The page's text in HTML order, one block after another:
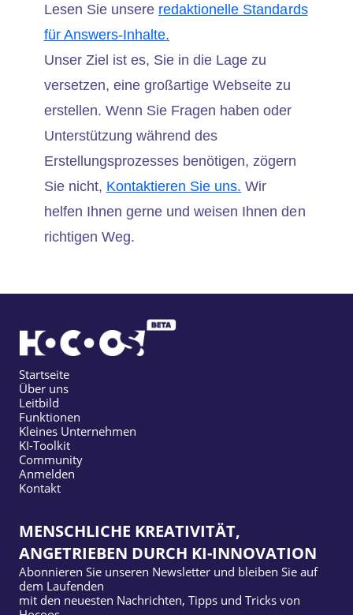
Lesen Sie unsere redaktionelle Standards
für Answers-Inhalte.
Unser Ziel ist es, Sie in die Lage zu
versetzen, eine großartige Webseite zu
erstellen. Wenn Sie Fragen haben oder
Unterstützung während des
Erstellungsprozesses benötigen, zögern
Sie nicht, Kontaktieren Sie uns. Wir
helfen Ihnen gerne und weisen Ihnen den
richtigen Weg.
Startseite
Über uns
Leitbild
Funktionen
Kleines Unternehmen
KI-Toolkit
Community
Anmelden
Kontakt
MENSCHLICHE KREATIVITÄT,
ANGETRIEBEN DURCH KI-INNOVATION
Abonnieren Sie unseren Newsletter und bleiben Sie auf
dem Laufenden
mit den neuesten Nachrichten, Tipps und Tricks von